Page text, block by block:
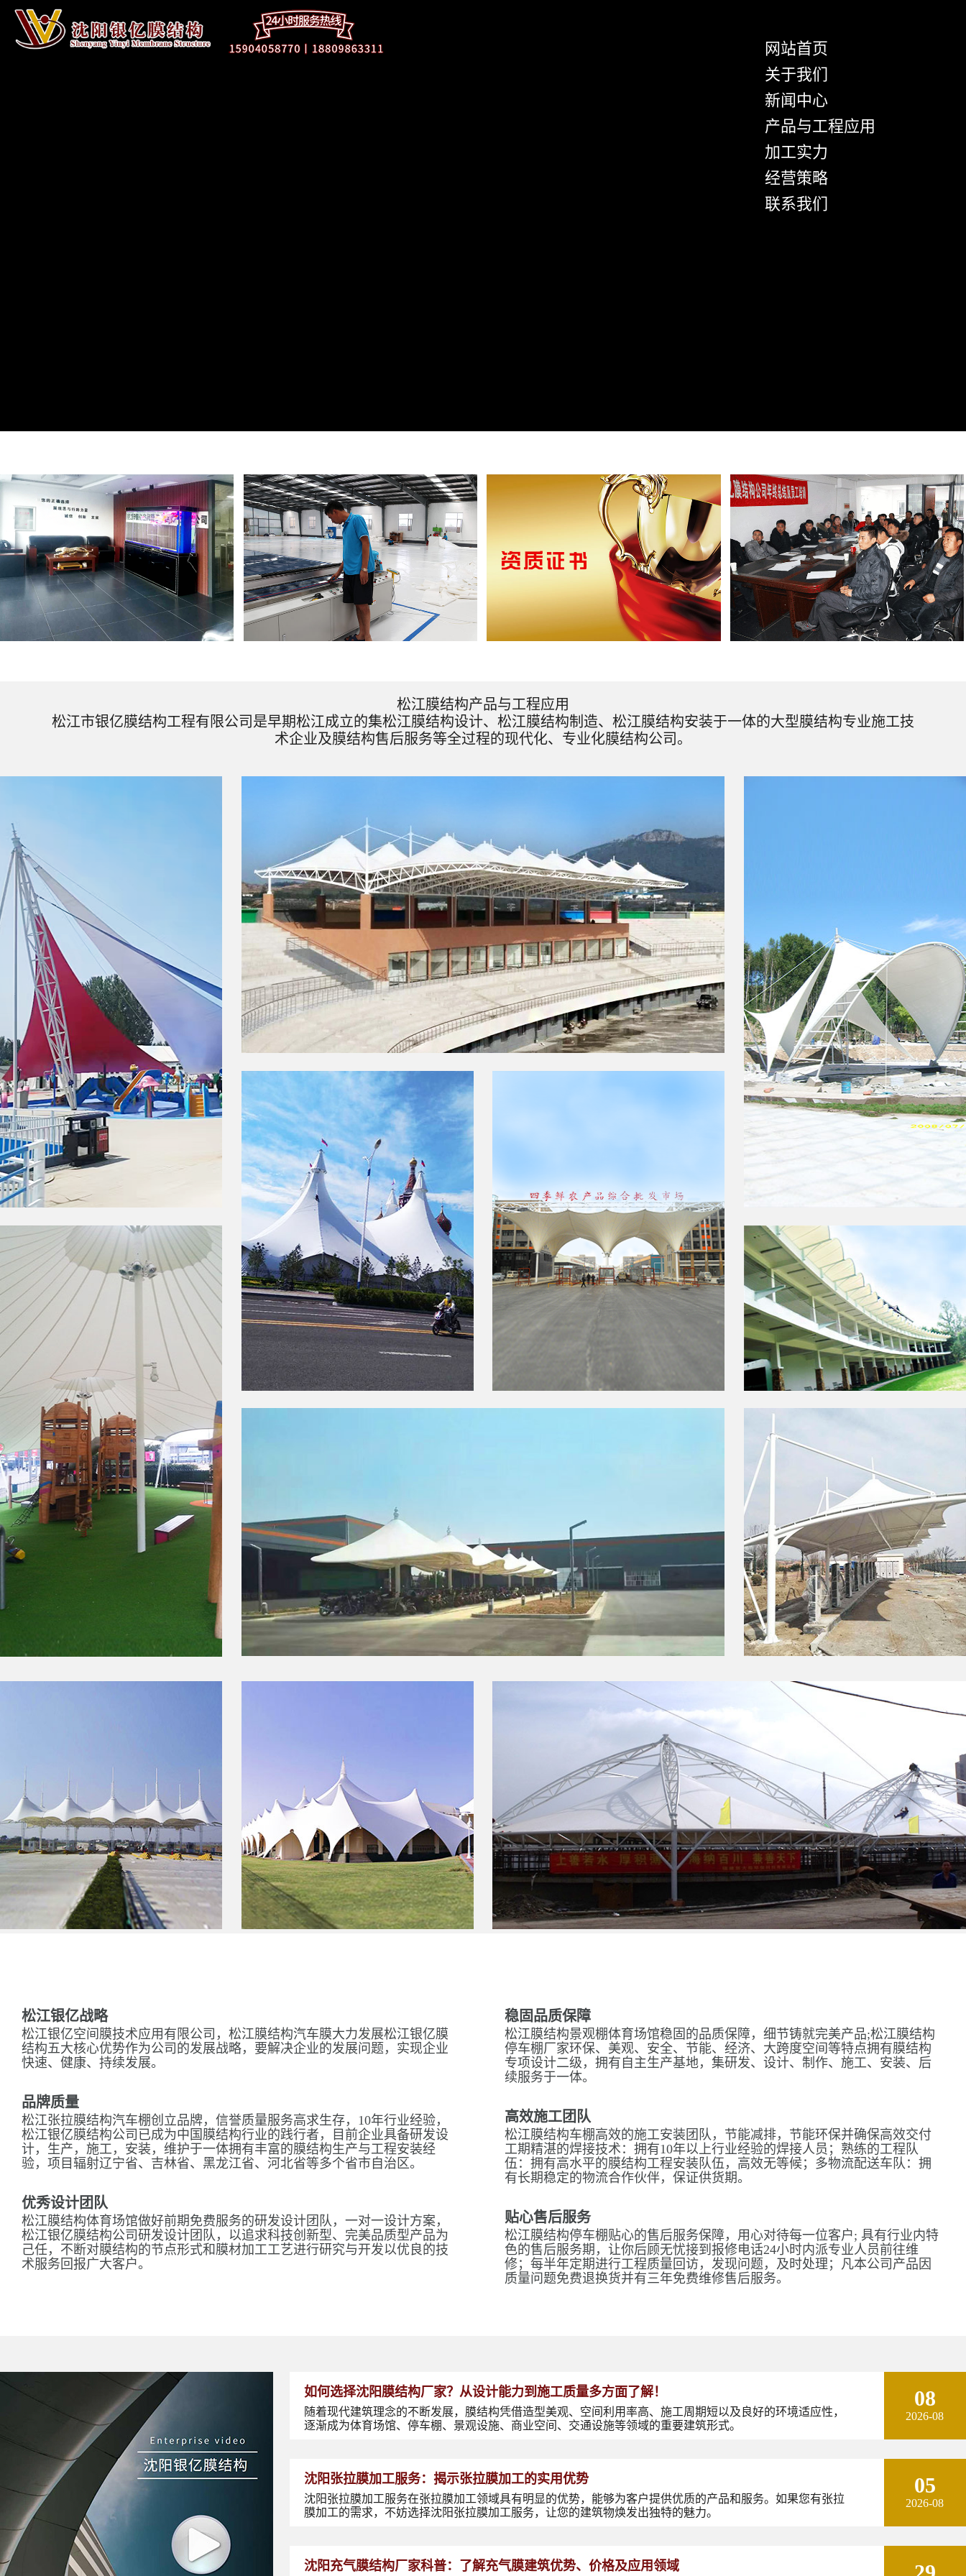
网站首页
关于我们
新闻中心
产品与工程应用
加工实力
经营策略
联系我们
松江膜结构产品与工程应用
松江市银亿膜结构工程有限公司是早期松江成立的集松江膜结构设计、松江膜结构制造、松江膜结构安装于一体的大型膜结构专业施工技
术企业及膜结构售后服务等全过程的现代化、专业化膜结构公司。
松江银亿战略
松江银亿空间膜技术应用有限公司，松江膜结构汽车膜大力发展松江银亿膜
结构五大核心优势作为公司的发展战略，要解决企业的发展问题，实现企业
快速、健康、持续发展。
品牌质量
松江张拉膜结构汽车棚创立品牌，信誉质量服务高求生存，10年行业经验，
松江银亿膜结构公司已成为中国膜结构行业的践行者，目前企业具备研发设
计，生产，施工，安装，维护于一体拥有丰富的膜结构生产与工程安装经
验，项目辐射辽宁省、吉林省、黑龙江省、河北省等多个省市自治区。
优秀设计团队
松江膜结构体育场馆做好前期免费服务的研发设计团队，一对一设计方案，
松江银亿膜结构公司研发设计团队，以追求科技创新型、完美品质型产品为
己任，不断对膜结构的节点形式和膜材加工工艺进行研究与开发以优良的技
术服务回报广大客户。
稳固品质保障
松江膜结构景观棚体育场馆稳固的品质保障，细节铸就完美产品;松江膜结构
停车棚厂家环保、美观、安全、节能、经济、大跨度空间等特点拥有膜结构
专项设计二级，拥有自主生产基地，集研发、设计、制作、施工、安装、后
续服务于一体。
高效施工团队
松江膜结构车棚高效的施工安装团队，节能减排，节能环保并确保高效交付
工期精湛的焊接技术：拥有10年以上行业经验的焊接人员；熟练的工程队
伍：拥有高水平的膜结构工程安装队伍，高效无等候；多物流配送车队：拥
有长期稳定的物流合作伙伴，保证供货期。
贴心售后服务
松江膜结构停车棚贴心的售后服务保障，用心对待每一位客户; 具有行业内特
色的售后服务期，让你后顾无忧接到报修电话24小时内派专业人员前往维
修；每半年定期进行工程质量回访，发现问题，及时处理；凡本公司产品因
质量问题免费退换货并有三年免费维修售后服务。
如何选择沈阳膜结构厂家？从设计能力到施工质量多方面了解！
随着现代建筑理念的不断发展，膜结构凭借造型美观、空间利用率高、施工周期短以及良好的环境适应性，
逐渐成为体育场馆、停车棚、景观设施、商业空间、交通设施等领域的重要建筑形式。
08
2026-08
沈阳张拉膜加工服务：揭示张拉膜加工的实用优势
沈阳张拉膜加工服务在张拉膜加工领域具有明显的优势，能够为客户提供优质的产品和服务。如果您有张拉
膜加工的需求，不妨选择沈阳张拉膜加工服务，让您的建筑物焕发出独特的魅力。
05
2026-08
沈阳充气膜结构厂家科普：了解充气膜建筑优势、价格及应用领域